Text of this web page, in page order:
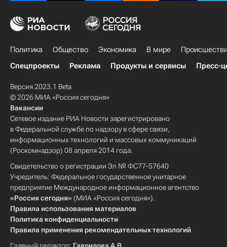
Политика Общество Экономика В мире
Спецпроекты
Реклама Продукты и сервисы Пресс-
Версия 2023.1 Beta
© 2026 МИА «Россия сегодня»
Вакансии
Сетевое издание РИА Новости зарегистрировано
в Федеральной службе по надзору в сфере связи,
информационных технологий и массовых коммуникаций
(Роскомнадзор) 08 апреля 2014 года.
Свидетельство о регистрации Эл № ФС77-57640
Учредитель: Федеральное государственное унитарное
предприятие Международное информационное агентство
«Россия сегодня» (МИА «Россия сегодня»).
Правила использования материалов
Политика конфиденциальности
Правила применения рекомендательных технологий